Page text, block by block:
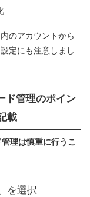
のアカウントから
定にも注意しまし
ド管理のポイン
載
理は慎重に行うこ
を選択